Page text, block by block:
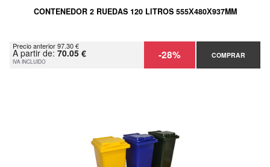
CONTENEDOR 2 RUEDAS 120 LITROS 555Х480Х937MM
Precio anterior 97.30 €
A partir de: 70.05 €
IVA INCLUIDO -28% COMPRAR